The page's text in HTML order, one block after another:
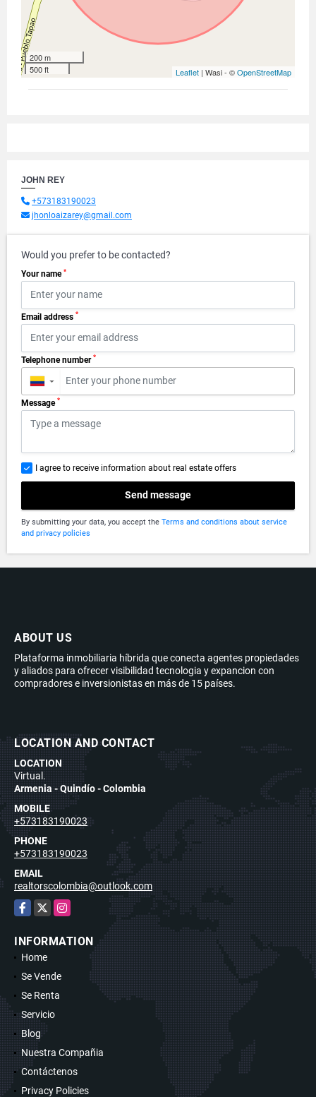
200 m
500 ft
Leaflet | Wasi - ©OpenStreetMap
JOHN REY
+573183190023
jhonloaizarey@gmail.com
Would you prefer to be contacted?
Your name *
Email address *
Telephone number *
▼
Message *
I agree to receive information about real estate offers
Send message
By submitting your data, you accept the Terms and conditions about service
and privacy policies
ABOUT US
Plataforma inmobiliaria híbrida que conecta agentes propiedades
y aliados para ofrecer visibilidad tecnologia y expancion con
compradores e inversionistas en más de 15 países.
LOCATION AND CONTACT
LOCATION
Virtual.
Armenia - Quindío - Colombia
MOBILE
+573183190023
PHONE
+573183190023
EMAIL
realtorscolombia@outlook.com
Facebook
X Instagram
INFORMATION
Home
Se Vende
Se Renta
Servicio
Blog
Nuestra Compañia
Contáctenos
Privacy Policies